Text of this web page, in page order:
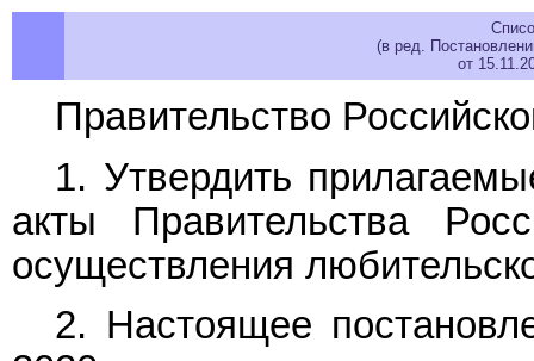
(в ред.
от
Правительство
1. Утвердить
акты Правительства
осуществления
2. Настоящее